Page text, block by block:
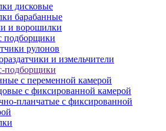
дисковые
барабанные
и ворошилки
подборщики
рулонов
и измельчители
подборщики
с переменной камерой
с фиксированной камерой
планчатые с фиксированной